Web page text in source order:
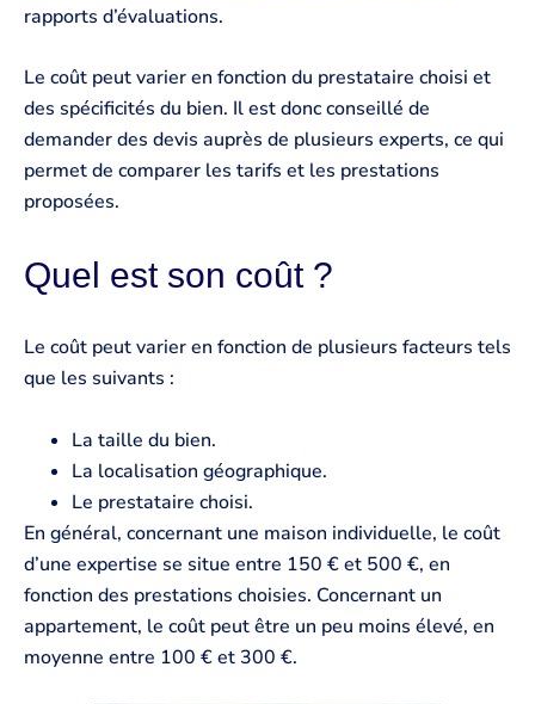
rapports d’évaluations.
Le coût peut varier en fonction du prestataire choisi et
des spécificités du bien. Il est donc conseillé de
demander des devis auprès de plusieurs experts, ce qui
permet de comparer les tarifs et les prestations
proposées.
Quel est son coût ?
Le coût peut varier en fonction de plusieurs facteurs tels
que les suivants :
La taille du bien.
La localisation géographique.
Le prestataire choisi.
En général, concernant une maison individuelle, le coût
d’une expertise se situe entre 150 € et 500 €, en
fonction des prestations choisies. Concernant un
appartement, le coût peut être un peu moins élevé, en
moyenne entre 100 € et 300 €.